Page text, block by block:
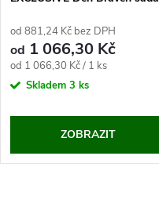
od 881,24 Kč bez DPH
od 1 066,30 Kč
Měrná
cena:
od 1 066,30 Kč / 1 ks
Skladem 3 ks
ZOBRAZIT